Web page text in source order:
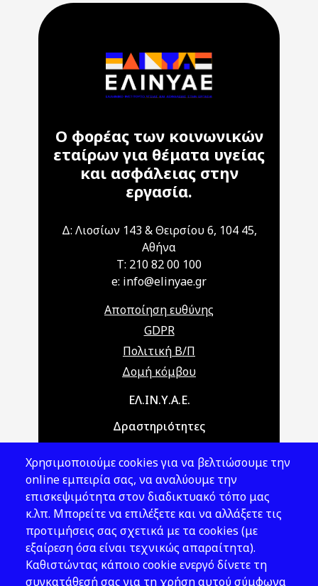
Ο φορέας των κοινωνικών
εταίρων για θέματα υγείας
και ασφάλειας στην
εργασία.
Δ: Λιοσίων 143 & Θειρσίου 6, 104 45,
Αθήνα
T: 210 82 00 100
e: info@elinyae.gr
Αποποίηση ευθύνης
GDPR
Πολιτική Β/Π
Δομή κόμβου
Main navigationΕΛ.ΙΝ.Υ.Α.Ε.
Δραστηριότητες
Νομοθεσία
Εκδόσεις
Νέα - Εκδηλώσεις
Ακολουθήστε μας
Χρησιμοποιούμε cookies για να βελτιώσουμε την
online εμπειρία σας, να αναλύουμε την
επισκεψιμότητα στον διαδικτυακό τόπο μας
κ.λπ. Μπορείτε να επιλέξετε και να αλλάξετε τις
προτιμήσεις σας σχετικά με τα cookies (με
εξαίρεση όσα είναι τεχνικώς απαραίτητα).
Καθιστώντας κάποιο cookie ενεργό δίνετε τη
συγκατάθεσή σας για τη χρήση αυτού σύμφωνα